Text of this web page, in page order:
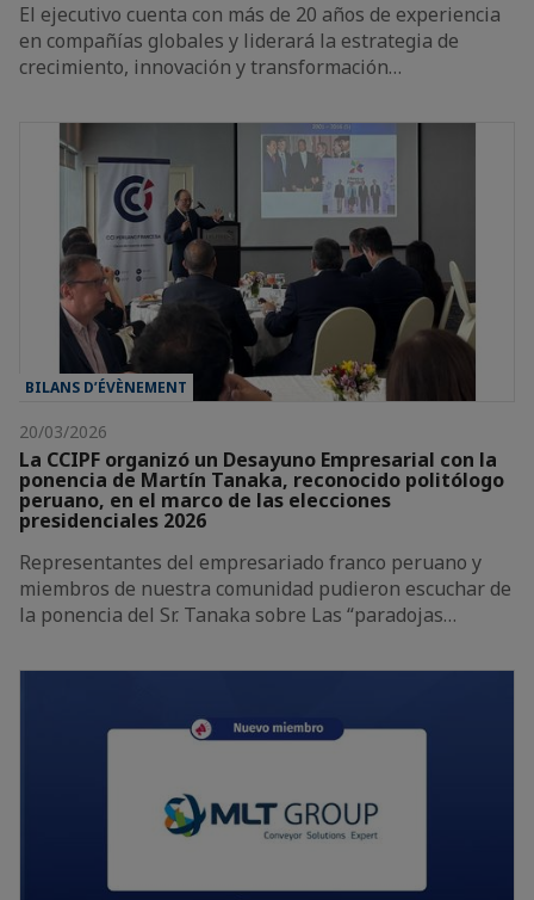
El ejecutivo cuenta con más de 20 años de experiencia
en compañías globales y liderará la estrategia de
crecimiento, innovación y transformación…
BILANS D’ÉVÈNEMENT
20/03/2026
La CCIPF organizó un Desayuno Empresarial con la
ponencia de Martín Tanaka, reconocido politólogo
peruano, en el marco de las elecciones
presidenciales 2026
Representantes del empresariado franco peruano y
miembros de nuestra comunidad pudieron escuchar de
la ponencia del Sr. Tanaka sobre Las “paradojas…